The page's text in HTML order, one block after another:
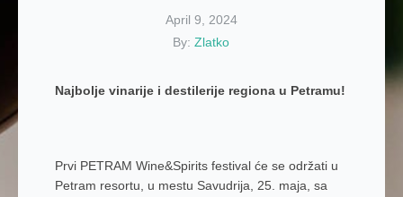
April 9, 2024
By:Zlatko
Najbolje vinarije i destilerije regiona u Petramu!
Prvi PETRAM Wine&Spirits festival će se održati u
Petram resortu, u mestu Savudrija, 25. maja, sa